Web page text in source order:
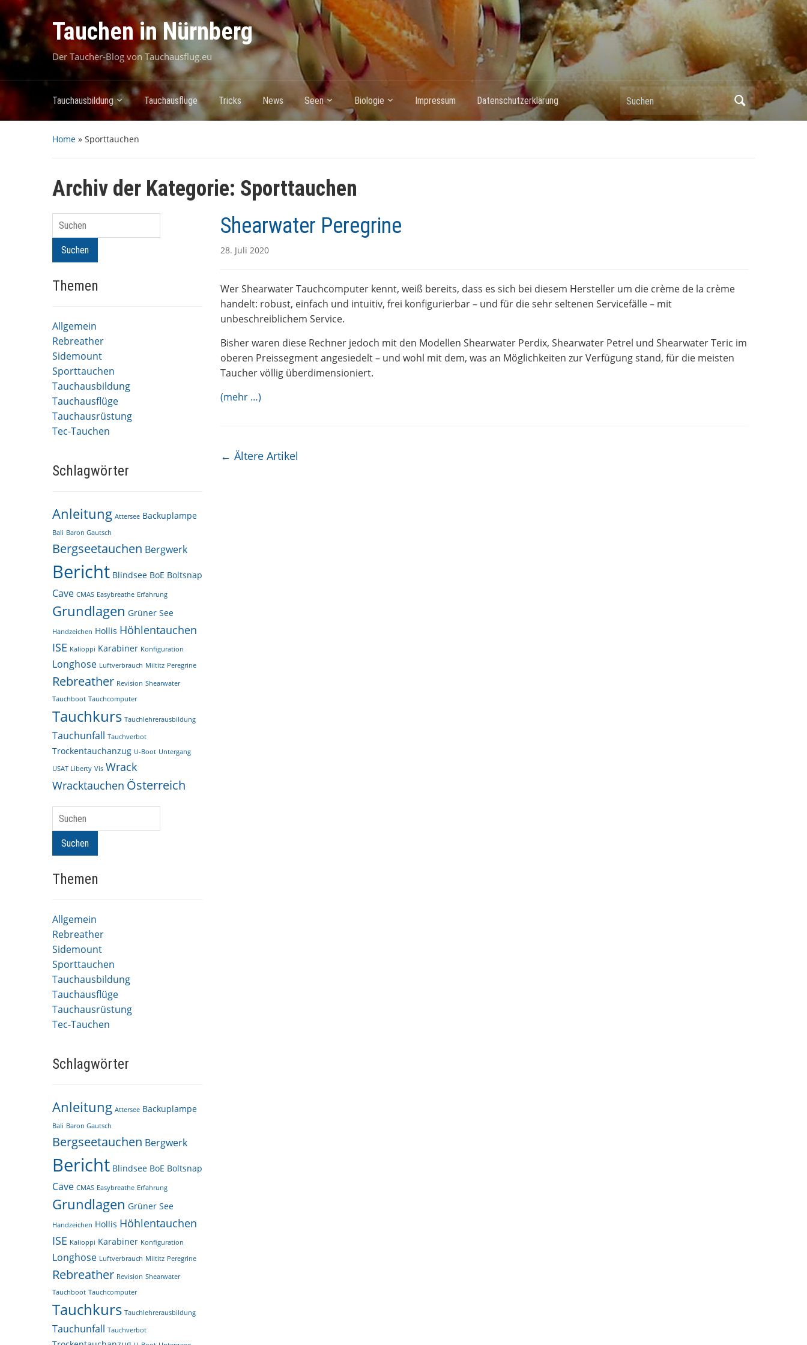
Tauchen in Nürnberg
Der Taucher-Blog von Tauchausflug.eu
Tauchausbildung Tauchausflüge Tricks News Seen Biologie Impressum Datenschutzerklärung Suchen
Home » Sporttauchen
Archiv der Kategorie: Sporttauchen
Suchen
Suchen
Themen
Allgemein
Rebreather
Sidemount
Sporttauchen
Tauchausbildung
Tauchausflüge
Tauchausrüstung
Tec-Tauchen
Schlagwörter
Anleitung Attersee Backuplampe
Bali Baron Gautsch
Bergseetauchen Bergwerk
Bericht Blindsee BoE Boltsnap
Cave CMAS Easybreathe Erfahrung
Grundlagen Grüner See
Handzeichen Hollis Höhlentauchen
ISE Kalioppi Karabiner Konfiguration
Longhose Luftverbrauch Miltitz Peregrine
Rebreather Revision Shearwater
Tauchboot Tauchcomputer
Tauchkurs Tauchlehrerausbildung
Tauchunfall Tauchverbot
Trockentauchanzug U-Boot Untergang
USAT Liberty Vis Wrack
Wracktauchen Österreich
Suchen
Suchen
Themen
Allgemein
Rebreather
Sidemount
Sporttauchen
Tauchausbildung
Tauchausflüge
Tauchausrüstung
Tec-Tauchen
Schlagwörter
Anleitung Attersee Backuplampe
Bali Baron Gautsch
Bergseetauchen Bergwerk
Bericht Blindsee BoE Boltsnap
Cave CMAS Easybreathe Erfahrung
Grundlagen Grüner See
Handzeichen Hollis Höhlentauchen
ISE Kalioppi Karabiner Konfiguration
Longhose Luftverbrauch Miltitz Peregrine
Rebreather Revision Shearwater
Tauchboot Tauchcomputer
Tauchkurs Tauchlehrerausbildung
Tauchunfall Tauchverbot
Shearwater Peregrine
28. Juli 2020
Wer Shearwater Tauchcomputer kennt, weiß bereits, dass es sich bei diesem Hersteller um die crème de la crème
handelt: robust, einfach und intuitiv, frei konfigurierbar – und für die sehr seltenen Servicefälle – mit
unbeschreiblichem Service.
Bisher waren diese Rechner jedoch mit den Modellen Shearwater Perdix, Shearwater Petrel und Shearwater Teric im
oberen Preissegment angesiedelt – und wohl mit dem, was an Möglichkeiten zur Verfügung stand, für die meisten
Taucher völlig überdimensioniert.
(mehr …)
Beitrags-Navigation
← Ältere Artikel